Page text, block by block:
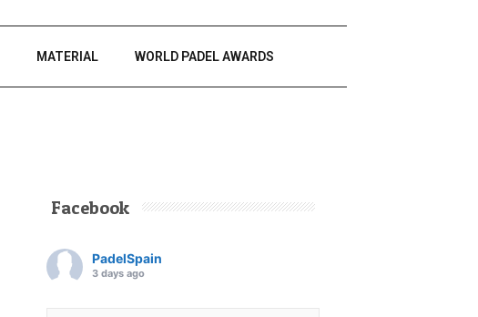
MATERIAL WORLD PADEL AWARDS
Facebook
PadelSpain
3 days ago